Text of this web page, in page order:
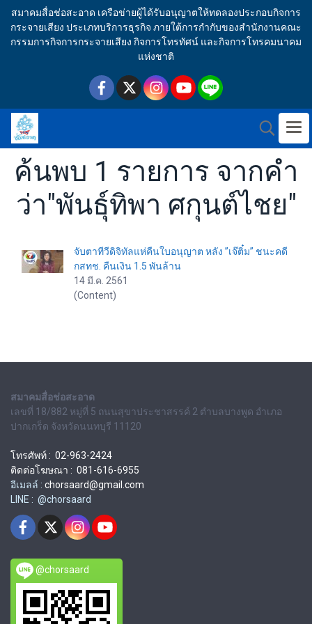
สมาคมสื่อช่อสะอาด เครือข่ายผู้ได้รับอนุญาตให้ทดลองประกอบกิจการ
กระจายเสียง ประเภทบริการธุรกิจ ภายใต้การกำกับของสำนักงานคณะ
กรรมการกิจการกระจายเสียง กิจการโทรทัศน์ และกิจการโทรคมนาคม
แห่งชาติ
ค้นพบ 1 รายการ จากคำ
ว่า"พันธุ์ทิพา ศกุนต์ไชย"
จับตาทีวีดิจิทัลแห่คืนใบอนุญาต หลัง ”เจ๊ติ๋ม” ชนะคดี
กสทช. คืนเงิน 1.5 พันล้าน
14 มี.ค. 2561
(Content)
สมาคมสื่อช่อสะอาด
เลขที่ 18/882 หมู่ที่ 5 ถนนสุขาประชาสรรค์ 2 ตำบลบางพูด อำเภอ
ปากเกร็ด จังหวัดนนทบุรี 11120
โทรศัพท์ : 02-963-2424
ติดต่อโฆษณา : 081-616-6955
อีเมลล์ : chorsaard@gmail.com
LINE : @chorsaard
@chorsaard